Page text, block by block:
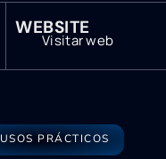
WEBSITE
Visitar web
USOS PRÁCTICOS